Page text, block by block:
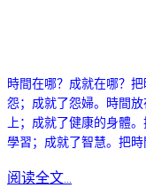
時間在哪？成就在哪？ 把
怨；成就了怨婦。 時間放
上；成就了健康的身體。
學習；成就了智慧。 把時
阅读全文...